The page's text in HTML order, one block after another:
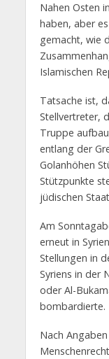
Nahen Osten
haben, aber
gemacht, wie
Islamischen
Tatsache ist,
Stellvertreter,
Truppe
entlang der
Golanhöhen
Stützpunkte
jüdischen
Am
erneut in
Stellungen in
Syriens in der
oder Al-
bombardierte.
Nach